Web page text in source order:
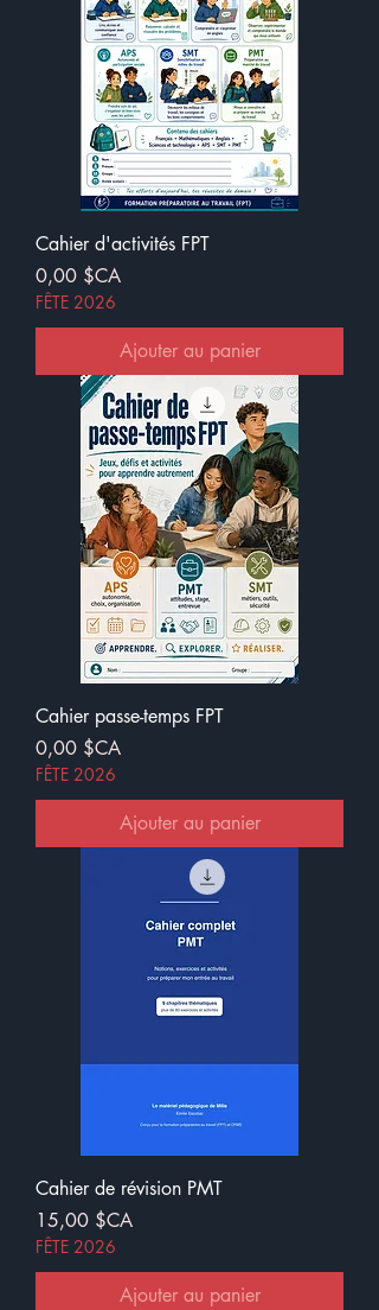
Cahier d'activités FPT
Prix
0,00 $CA
FÊTE 2026
Ajouter au panier
Cahier passe-temps FPT
Prix
0,00 $CA
FÊTE 2026
Ajouter au panier
Cahier de révision PMT
Prix
15,00 $CA
FÊTE 2026
Ajouter au panier